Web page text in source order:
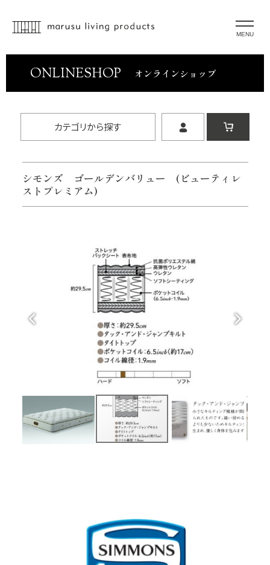
MENU
ONLINESHOP オンラインショップ
カテゴリから探す
シモンズ ゴールデンバリュー (ビューティレ
ストプレミアム)